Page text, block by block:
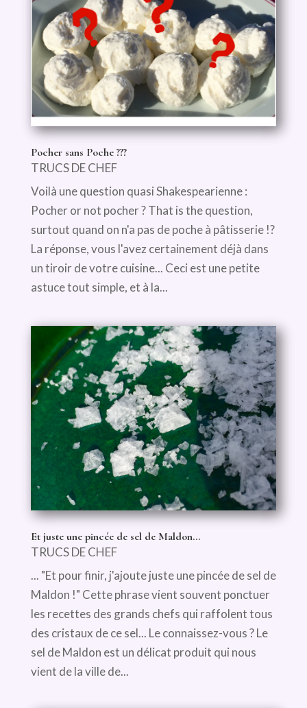
Pocher sans Poche ???
TRUCS DE CHEF
Voilà une question quasi Shakespearienne :
Pocher or not pocher ? That is the question,
surtout quand on n'a pas de poche à pâtisserie !?
La réponse, vous l'avez certainement déjà dans
un tiroir de votre cuisine... Ceci est une petite
astuce tout simple, et à la...
Et juste une pincée de sel de Maldon…
TRUCS DE CHEF
... "Et pour finir, j'ajoute juste une pincée de sel de
Maldon !" Cette phrase vient souvent ponctuer
les recettes des grands chefs qui raffolent tous
des cristaux de ce sel... Le connaissez-vous ? Le
sel de Maldon est un délicat produit qui nous
vient de la ville de...